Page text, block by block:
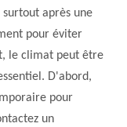
surtout après une
pour éviter
le climat peut être
D'abord,
pour
un